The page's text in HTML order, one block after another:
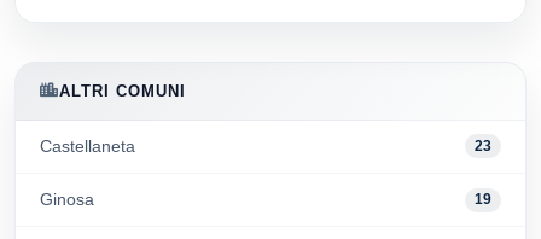
ALTRI COMUNI
Castellaneta 23
Ginosa 19